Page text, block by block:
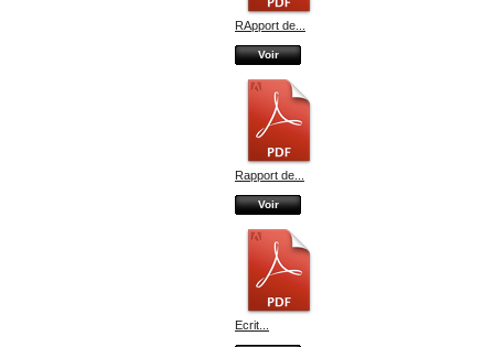
RApport de...
Voir
Rapport de...
Voir
Ecrit...